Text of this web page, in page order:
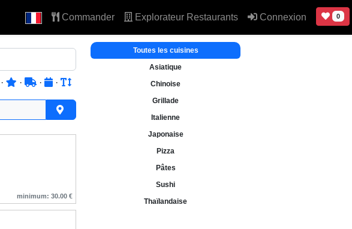
Commander Explorateur Restaurants Connexion 0
· · · ·
minimum: 30.00 €
Toutes les cuisines
Asiatique
Chinoise
Grillade
Italienne
Japonaise
Pizza
Pâtes
Sushi
Thaïlandaise